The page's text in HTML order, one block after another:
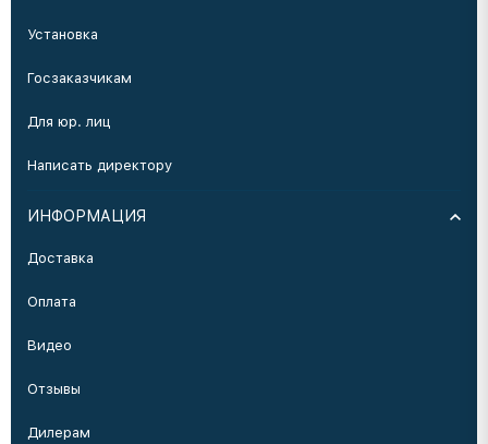
Установка
Госзаказчикам
Для юр. лиц
Написать директору
ИНФОРМАЦИЯ
Доставка
Оплата
Видео
Отзывы
Дилерам